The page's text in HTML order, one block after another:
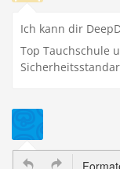
Ich kann dir
Top Tauchschule